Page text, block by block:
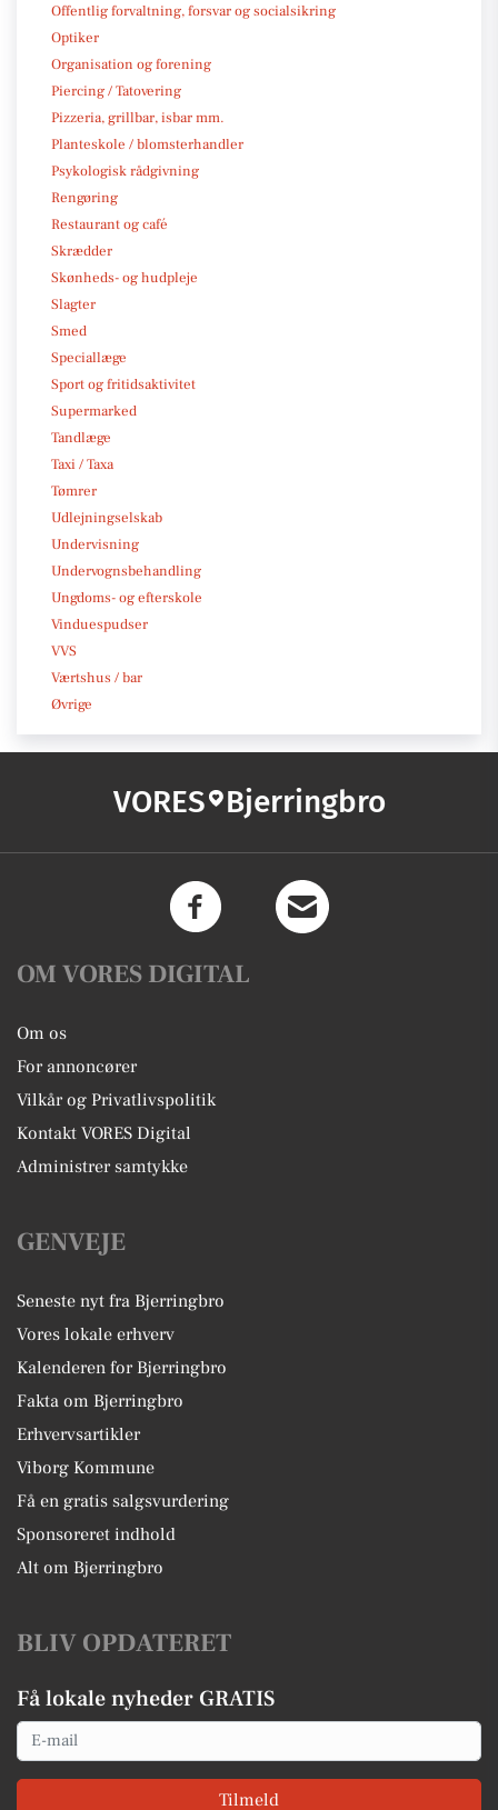
Offentlig forvaltning, forsvar og socialsikring
Optiker
Organisation og forening
Piercing / Tatovering
Pizzeria, grillbar, isbar mm.
Planteskole / blomsterhandler
Psykologisk rådgivning
Rengøring
Restaurant og café
Skrædder
Skønheds- og hudpleje
Slagter
Smed
Speciallæge
Sport og fritidsaktivitet
Supermarked
Tandlæge
Taxi / Taxa
Tømrer
Udlejningselskab
Undervisning
Undervognsbehandling
Ungdoms- og efterskole
Vinduespudser
VVS
Værtshus / bar
Øvrige
VORES Bjerringbro
OM VORES DIGITAL
Om os
For annoncører
Vilkår og Privatlivspolitik
Kontakt VORES Digital
Administrer samtykke
GENVEJE
Seneste nyt fra Bjerringbro
Vores lokale erhverv
Kalenderen for Bjerringbro
Fakta om Bjerringbro
Erhvervsartikler
Viborg Kommune
Få en gratis salgsvurdering
Sponsoreret indhold
Alt om Bjerringbro
BLIV OPDATERET
Få lokale nyheder GRATIS
Email
Tilmeld